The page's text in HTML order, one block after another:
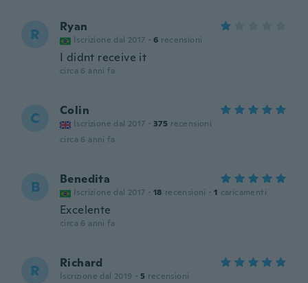
R Ryan
Iscrizione dal 2017 · 6 recensioni
I didnt receive it
circa 6 anni fa
C Colin
Iscrizione dal 2017 · 375 recensioni
circa 6 anni fa
B Benedita
Iscrizione dal 2017 · 18 recensioni · 1 caricamenti
Excelente
circa 6 anni fa
R Richard
Iscrizione dal 2019 · 5 recensioni